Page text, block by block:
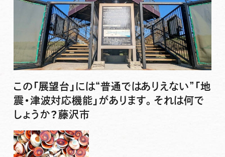
この「展望台」には“普通ではありえない”「地
震・津波対応機能」があります。それは何で
しょうか？藤沢市